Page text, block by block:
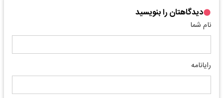
دیدگاهتان را بنویسید
نام شما
رایانامه